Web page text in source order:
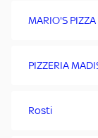
MARIO'S PIZZA
PIZZERIA
Rosti